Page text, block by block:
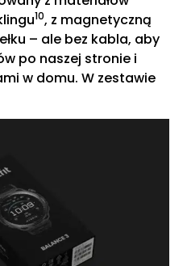
10, z magnetyczną
– ale bez kabla, aby
po naszej stronie i
w domu. W zestawie